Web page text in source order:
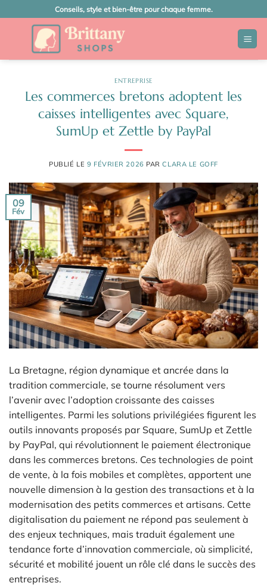
au
Conseils, style et bien-être pour chaque femme.
ENTREPRISE
Les commerces bretons adoptent les
caisses intelligentes avec Square,
SumUp et Zettle by PayPal
PUBLIÉ LE 9 FÉVRIER 2026 PARCLARA LE GOFF
09
Fév
La Bretagne, région dynamique et ancrée dans la
tradition commerciale, se tourne résolument vers
l’avenir avec l’adoption croissante des caisses
intelligentes. Parmi les solutions privilégiées figurent les
outils innovants proposés par Square, SumUp et Zettle
by PayPal, qui révolutionnent le paiement électronique
dans les commerces bretons. Ces technologies de point
de vente, à la fois mobiles et complètes, apportent une
nouvelle dimension à la gestion des transactions et à la
modernisation des petits commerces et artisans. Cette
digitalisation du paiement ne répond pas seulement à
des enjeux techniques, mais traduit également une
tendance forte d’innovation commerciale, où simplicité,
sécurité et mobilité jouent un rôle clé dans le succès des
entreprises.